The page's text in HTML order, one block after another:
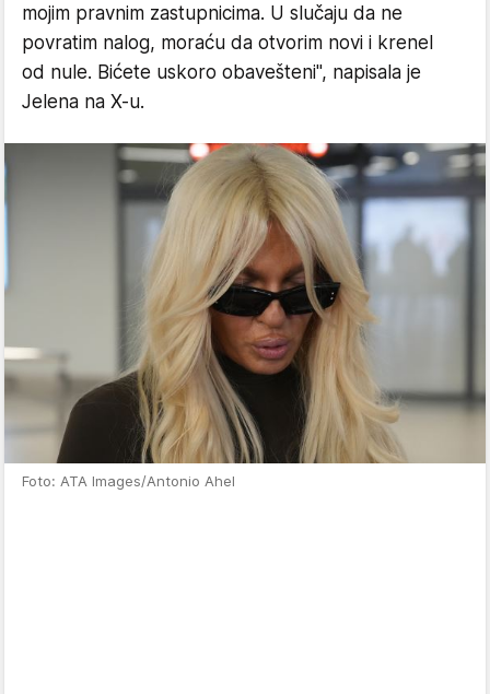
mojim pravnim zastupnicima. U slučaju da ne
povratim nalog, moraću da otvorim novi i krenel
od nule. Bićete uskoro obavešteni", napisala je
Jelena na X-u.
Foto: ATA Images/Antonio Ahel